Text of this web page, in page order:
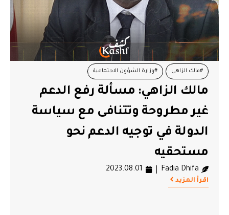
#مالك الزاهي #وزارة الشؤون الاجتماعية
مالك الزاهي: مسألة رفع الدعم
غير مطروحة وتتنافى مع سياسة
الدولة في توجيه الدعم نحو
مستحقيه
Fadia Dhifa
2023.08.01
اقرأ المزيد